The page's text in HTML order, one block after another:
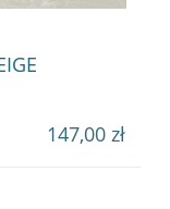
147,00 zł